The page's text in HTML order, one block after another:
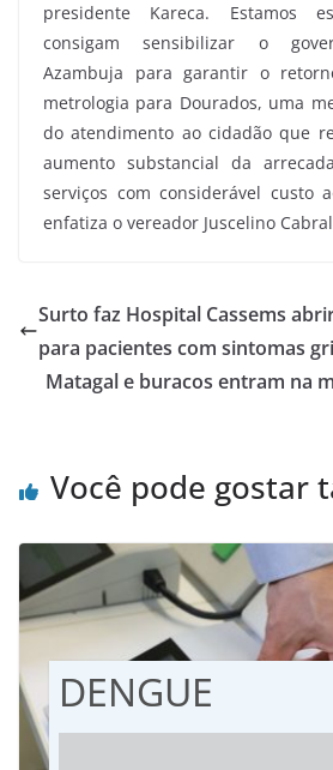
presidente Kareca. Estamos
consigam sensibilizar o
Azambuja para garantir o
metrologia para Dourados, uma
do atendimento ao cidadão que
aumento substancial da
serviços com considerável custo
enfatiza o vereador Juscelino
Surto faz Hospital Cassems
para pacientes com sintomas
Matagal e buracos entram na
Você pode gostar
DENGUE